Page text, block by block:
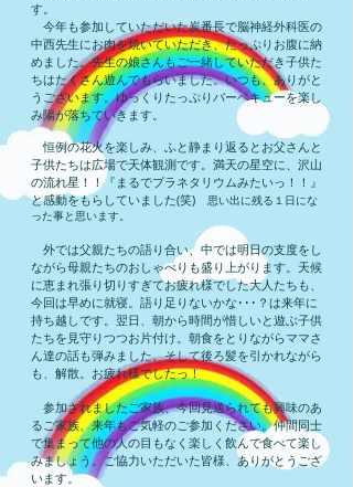
す。
今年も参加していただいた炭番長で脳神経外科医の
中西先生にお肉を焼いていただき、たっぷりお腹に納
めました。先生の娘さんもご一緒していただき子供た
ちはたくさん遊んでもらいました。いつも、ありがと
うございます。ゆっくりたっぷりバーベキューを楽し
み陽が落ちていきます。
恒例の花火を楽しみ、ふと静まり返るとお父さんと
子供たちは広場で天体観測です。満天の星空に、沢山
の流れ星！！『まるでプラネタリウムみたいっ！！』
と感動をもらしていました(笑) 思い出に残る１日にな
った事と思います。
外では父親たちの語り合い、中では明日の支度をし
ながら母親たちのおしゃべりも盛り上がります。天候
に恵まれ張り切りすぎてお疲れ様でした大人たちも、
今回は早めに就寝。語り足りないかな･･･？は来年に
持ち越しです。翌日、朝から時間が惜しいと遊ぶ子供
たちを見守りつつお片付け。朝食をとりながらママさ
ん達の話も弾みました。そして後ろ髪を引かれながら
も、解散。お疲れ様でしたっ！
参加されましたご家族、今回見送られても興味のあ
るご家族、来年もご気軽のご参加ください。仲間同士
で集まって他の人の目もなく楽しく飲んで食べて楽し
みましょう。ご協力いただいた皆様、ありがとうござ
います。